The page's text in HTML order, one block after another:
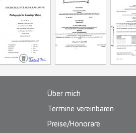
Über mich
Termine vereinbaren
Preise/Honorare